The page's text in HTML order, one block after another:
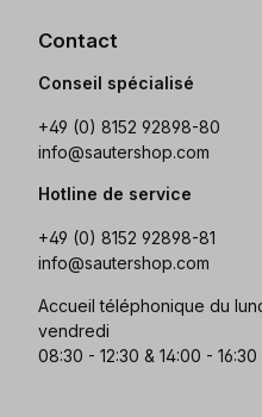
Contact
Conseil spécialisé
+49 (0) 8152 92898-80
info@sautershop.com
Hotline de service
+49 (0) 8152 92898-81
info@sautershop.com
Accueil téléphonique du
vendredi
08:30 - 12:30 & 14:00 - 16:30